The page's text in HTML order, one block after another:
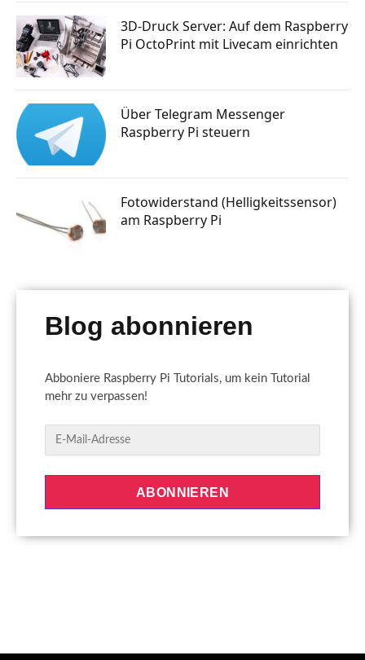
3D-Druck Server: Auf dem Raspberry
Pi OctoPrint mit Livecam einrichten
Über Telegram Messenger
Raspberry Pi steuern
Fotowiderstand (Helligkeitssensor)
am Raspberry Pi
Blog abonnieren
Abboniere Raspberry Pi Tutorials, um kein Tutorial
mehr zu verpassen!
-
ABONNIEREN